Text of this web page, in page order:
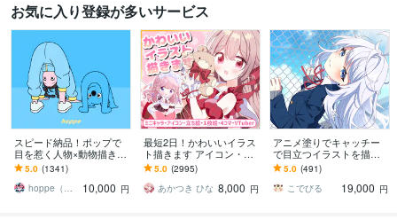
お気に入り登録が多いサービス
スピード納品！ポップで
目を惹く人物×動物描きま
す 挿絵・動画・グッズな
ど鮮やかな配色で個性を
出したい方へ
5.0 (1341)
hoppe（ほっぺ）
10,000 円
最短2日！かわいいイラス
ト描きます アイコン・ミ
ニキャラ・４コマ・立ち
絵をスピード納品しま
す！
5.0 (2995)
あかつき ひな 8,000 円
アニメ塗りでキャッチー
で目立つイラストを描き
ます 動画用、スチル、ア
イコン等、目を引くイラ
ストをご希望の方に！
5.0 (491)
こでびる
19,000 円